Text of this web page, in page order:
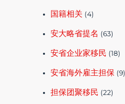
国籍相关 (4)
安大略省提名 (63)
安省企业家移民 (18)
安省海外雇主担保 (9)
担保团聚移民 (22)